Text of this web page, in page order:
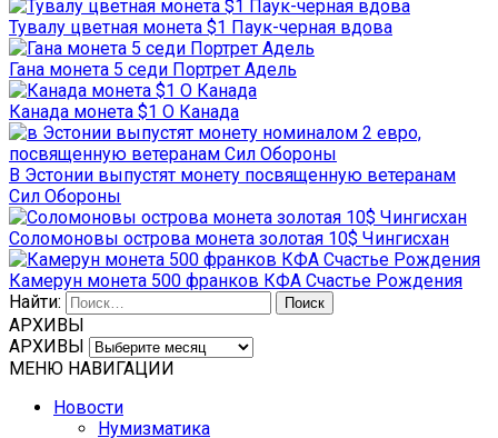
Тувалу цветная монета $1 Паук-черная вдова
Гана монета 5 седи Портрет Адель
Канада монета $1 О Канада
В Эстонии выпустят монету посвященную ветеранам
Сил Обороны
Соломоновы острова монета золотая 10$ Чингисхан
Камерун монета 500 франков КФА Счастье Рождения
Найти:
АРХИВЫ
АРХИВЫ
МЕНЮ НАВИГАЦИИ
Новости
Нумизматика